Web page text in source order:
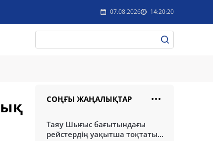
07.08.2026 14:20:20
СОҢҒЫ ЖАҢАЛЫҚТАР
Таяу Шығыс бағытындағы
рейстердің уақытша тоқтаты...